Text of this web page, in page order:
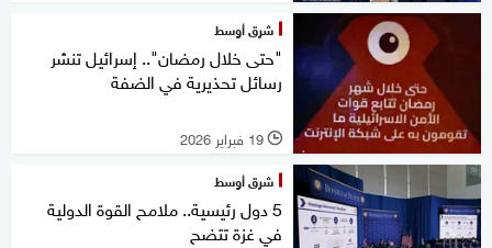
شرق أوسط
"حتى خلال رمضان".. إسرائيل تنشر
رسائل تحذيرية في الضفة
l 19 فبراير 2026
شرق أوسط
5 دول رئيسية.. ملامح القوة الدولية
في غزة تتضح